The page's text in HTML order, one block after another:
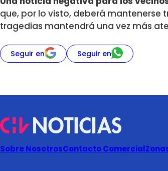
que, por lo visto, deberá mantenerse
tragedias mantendrá una vez más
Seguir en Seguir en
Sobre NosotrosContacto Comercial